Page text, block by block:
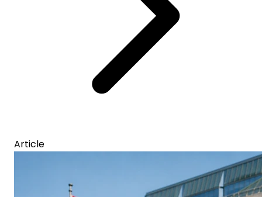
Article